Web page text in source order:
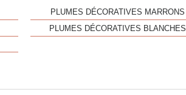
PLUMES DÉCORATIVES MARRONS
PLUMES DÉCORATIVES BLANCHES